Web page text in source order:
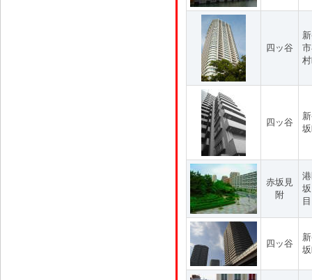
四ッ谷
四ッ谷
赤坂見
附
目
四ッ谷